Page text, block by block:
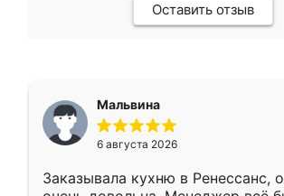
Оставить отзыв
Мальвина
6 августа 2026
Заказывала кухню в Ренессанс,